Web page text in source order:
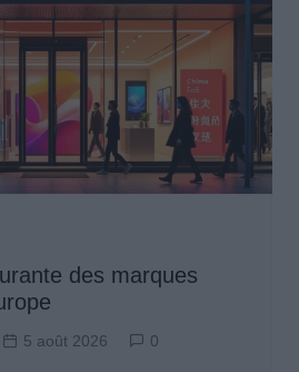
des marques
5 août 2026 0